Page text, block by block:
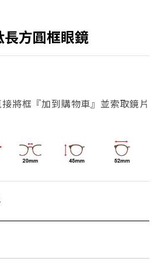
方圓框眼鏡
將框『加到購物車』並索取鏡片